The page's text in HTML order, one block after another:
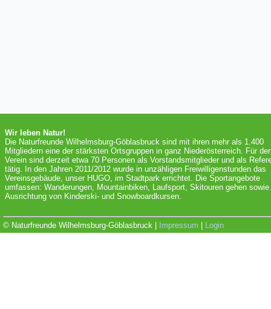
Wir leben Natur!
Die Naturfreunde Wilhelmsburg-Göblasbruck sind mit ihren mehr als 1.400
Mitgliedern eine der stärksten Ortsgruppen in ganz Niederösterreich. Für
Verein sind derzeit etwa 70 Personen als Vorstandsmitglieder und als
tätig. In den Jahren 2011/2012 wurde in unzähligen Freiwilligenstunden das
Vereinsgebäude, unser HUGO, im Stadtpark errichtet. Die Sportangebote
umfassen: Wanderungen, Mountainbiken, Laufsport, Skitouren gehen sowie
Ausrichtung von Kinderski- und Snowboardkursen.
© Naturfreunde Wilhelmsburg-Göblasbruck | Impressum Login